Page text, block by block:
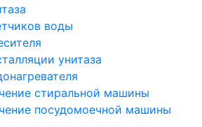
воды
унитаза
стиральной машины
посудомоечной машины